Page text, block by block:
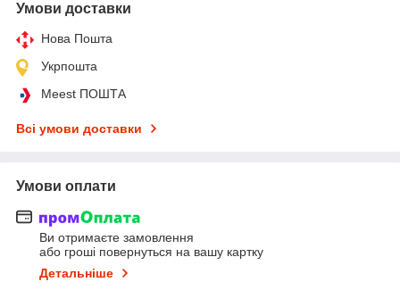
Умови доставки
Нова Пошта
Укрпошта
Meest ПОШТА
Всі умови доставки
Умови оплати
Ви отримаєте замовлення
або гроші повернуться на вашу картку
Детальніше